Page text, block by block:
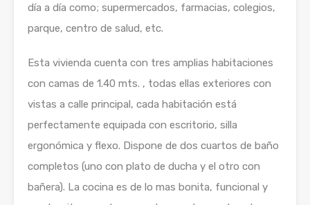
día a día como; supermercados, farmacias, colegios,
parque, centro de salud, etc.
Esta vivienda cuenta con tres amplias habitaciones
con camas de 1.40 mts. , todas ellas exteriores con
vistas a calle principal, cada habitación está
perfectamente equipada con escritorio, silla
ergonómica y flexo. Dispone de dos cuartos de baño
completos (uno con plato de ducha y el otro con
bañera). La cocina es de lo mas bonita, funcional y